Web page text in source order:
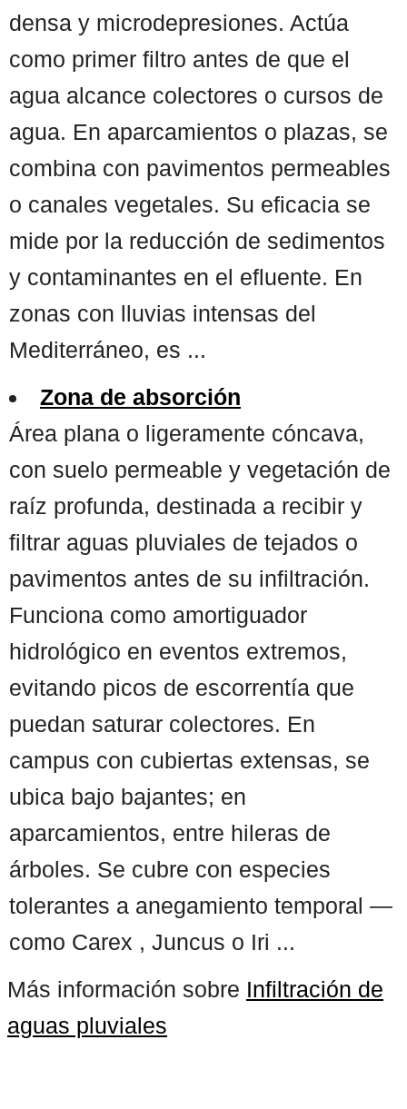
densa y microdepresiones. Actúa
como primer filtro antes de que el
agua alcance colectores o cursos de
agua. En aparcamientos o plazas, se
combina con pavimentos permeables
o canales vegetales. Su eficacia se
mide por la reducción de sedimentos
y contaminantes en el efluente. En
zonas con lluvias intensas del
Mediterráneo, es ...
Zona de absorción
Área plana o ligeramente cóncava,
con suelo permeable y vegetación de
raíz profunda, destinada a recibir y
filtrar aguas pluviales de tejados o
pavimentos antes de su infiltración.
Funciona como amortiguador
hidrológico en eventos extremos,
evitando picos de escorrentía que
puedan saturar colectores. En
campus con cubiertas extensas, se
ubica bajo bajantes; en
aparcamientos, entre hileras de
árboles. Se cubre con especies
tolerantes a anegamiento temporal —
como Carex , Juncus o Iri ...
Más información sobre Infiltración de
aguas pluviales